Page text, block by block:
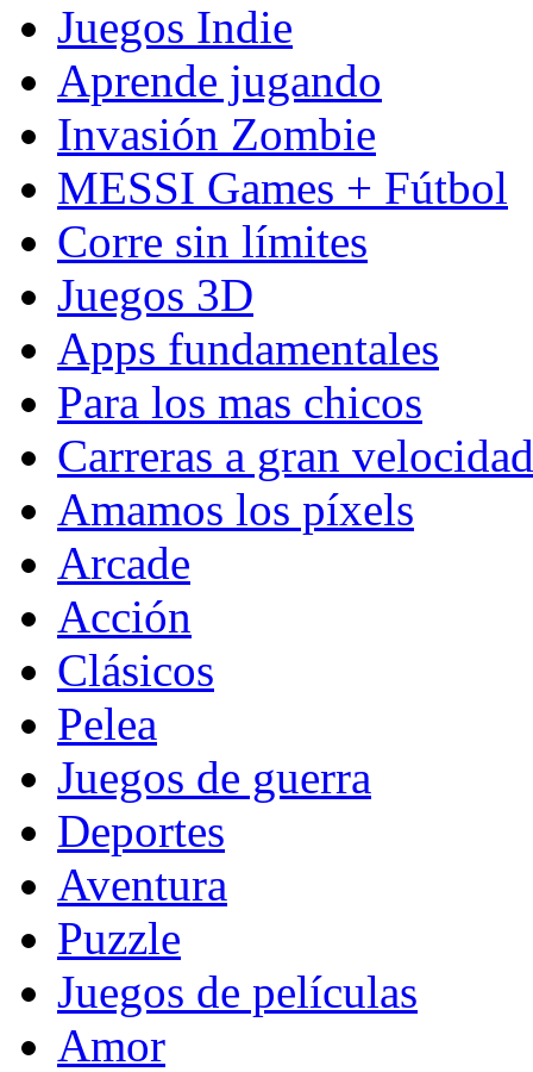
Juegos Indie
Aprende jugando
Invasión Zombie
MESSI Games + Fútbol
Corre sin límites
Juegos 3D
Apps fundamentales
Para los mas chicos
Carreras a gran velocidad
Amamos los píxels
Arcade
Acción
Clásicos
Pelea
Juegos de guerra
Deportes
Aventura
Puzzle
Juegos de películas
Amor